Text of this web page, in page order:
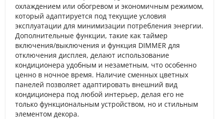
охлаждением или обогревом и экономичным режимом,
который адаптируется под текущие условия
эксплуатации для минимизации потребления энергии.
Дополнительные функции, такие как таймер
включения/выключения и функция DIMMER для
отключения дисплея, делают использование
кондиционера удобным и незаметным, что особенно
ценно в ночное время. Наличие сменных цветных
панелей позволяет адаптировать внешний вид
кондиционера под любой интерьер, делая его не
только функциональным устройством, но и стильным
элементом декора.